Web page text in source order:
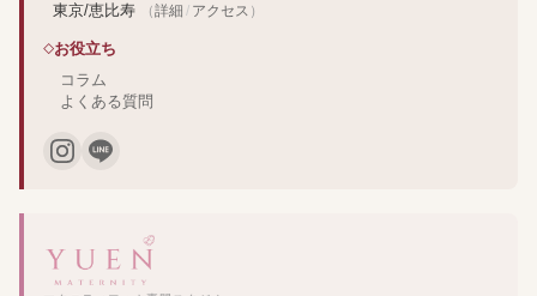
東京/恵比寿
（詳細 / アクセス ）
お役立ち
コラム
よくある質問